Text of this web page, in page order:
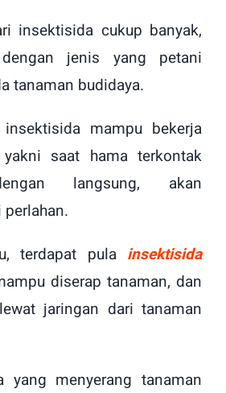
insektisida cukup banyak,
dengan jenis yang petani
tanaman budidaya.
mampu bekerja
saat hama terkontak
langsung, akan
terdapat pula insektisida
diserap tanaman, dan
jaringan dari tanaman
yang menyerang tanaman